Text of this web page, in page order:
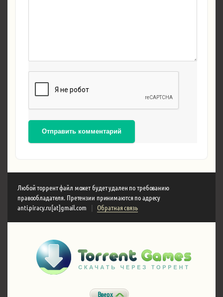
Отправить комментарий
Любой торрент файл может будет удален по требованию
правообладателя. Претензии принимаются по адресу
anti.piracy.ru[at]gmail.com
| Обратная связь
Вверх